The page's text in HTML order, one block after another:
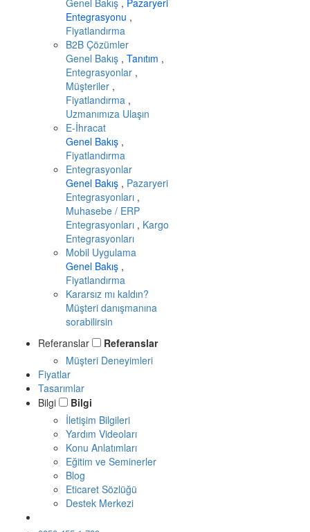
Entegrasyonu ,
Fiyatlandırma
B2B Çözümler
Genel Bakış , Tanıtım ,
Entegrasyonlar ,
Müşteriler ,
Fiyatlandırma ,
Uzmanımıza Ulaşın
E-İhracat
Genel Bakış ,
Fiyatlandırma
Entegrasyonlar
Genel Bakış , Pazaryeri
Entegrasyonları ,
Muhasebe / ERP
Entegrasyonları , Kargo
Entegrasyonları
Mobil Uygulama
Genel Bakış ,
Fiyatlandırma
Kararsız mı kaldın?
Müşteri danışmanına
sorabilirsin
Referanslar
Referanslar
Müşteri Deneyimleri
Fiyatlar
Tasarımlar
Bilgi
Bilgi
İletişim Bilgileri
Yardım Videoları
Konu Anlatımları
Eğitim ve Seminerler
Blog
Eticaret Sözlüğü
Destek Merkezi